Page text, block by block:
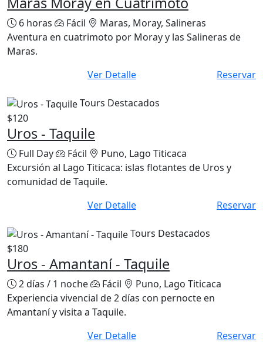
6 horas Fácil
Maras, Moray, Salineras
Aventura en cuatrimoto por Moray y las Salineras de
Maras.
$120
Uros - Taquile
Full Day Fácil
Excursión al Lago Titicaca: islas flotantes de Uros y
comunidad de Taquile.
Ver Detalle
$180
Uros - Amantaní - Taquile
2 días / 1 noche Fácil
Puno, Lago Titicaca
Experiencia vivencial de 2 días con pernocte en
Amantaní y visita a Taquile.
Ver Detalle